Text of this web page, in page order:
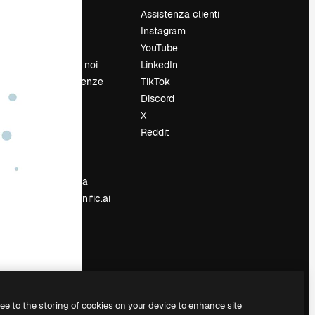
Lavora con noi
Cerca tendenze
Sala stampa
Cerchi magnific.ai
Assistenza clienti
Instagram
YouTube
LinkedIn
TikTok
Discord
X
Reddit
to the storing of cookies on your device to enhance site